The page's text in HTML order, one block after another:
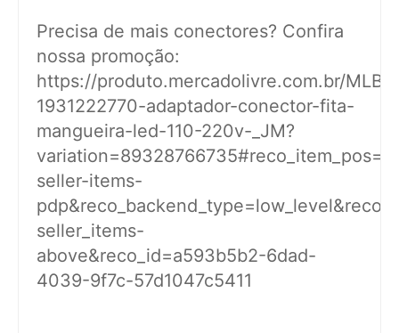
Precisa de mais conectores? Confira
nossa promoção:
https://produto.mercadolivre.com.br/MLB-
1931222770-adaptador-conector-fita-
mangueira-led-110-220v-_JM?
seller-items-
seller_items-
above&reco_id=a593b5b2-6dad-
4039-9f7c-57d1047c5411